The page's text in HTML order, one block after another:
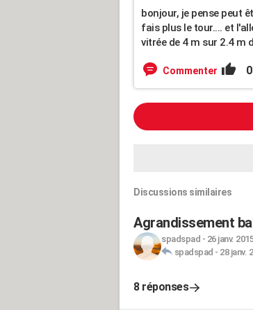
bonjour, je pense peut
fais plus le tour.... et
vitrée de 4 m sur 2.4 m
Commenter 0
Discussions similaires
Agrandissement
spadspad - 26 janv.
spadspad - 28 janv.
8 réponses